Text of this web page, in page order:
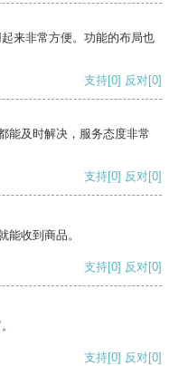
来非常方便。功能的布局也
支持[0] 反对[0]
能及时解决，服务态度非常
支持[0] 反对[0]
能收到商品。
支持[0] 反对[0]
支持[0] 反对[0]